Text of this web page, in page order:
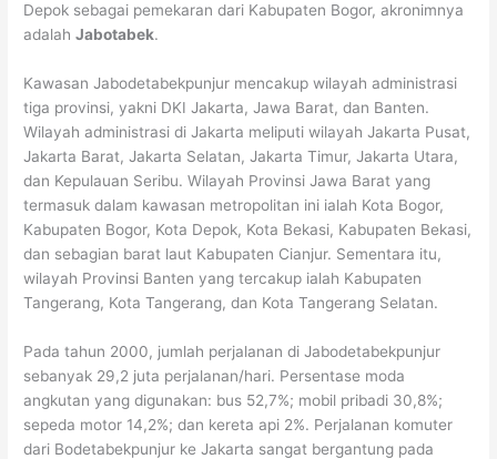
Depok sebagai pemekaran dari Kabupaten Bogor, akronimnya
adalahJabotabek.
Kawasan Jabodetabekpunjur mencakup wilayah administrasi
tiga provinsi, yakni DKI Jakarta, Jawa Barat, dan Banten.
Wilayah administrasi di Jakarta meliputi wilayah Jakarta Pusat,
Jakarta Barat, Jakarta Selatan, Jakarta Timur, Jakarta Utara,
dan Kepulauan Seribu. Wilayah Provinsi Jawa Barat yang
termasuk dalam kawasan metropolitan ini ialah Kota Bogor,
Kabupaten Bogor, Kota Depok, Kota Bekasi, Kabupaten Bekasi,
dan sebagian barat laut Kabupaten Cianjur. Sementara itu,
wilayah Provinsi Banten yang tercakup ialah Kabupaten
Tangerang, Kota Tangerang, dan Kota Tangerang Selatan.
Pada tahun 2000, jumlah perjalanan di Jabodetabekpunjur
sebanyak 29,2 juta perjalanan/hari. Persentase moda
angkutan yang digunakan: bus 52,7%; mobil pribadi 30,8%;
sepeda motor 14,2%; dan kereta api 2%. Perjalanan komuter
dari Bodetabekpunjur ke Jakarta sangat bergantung pada